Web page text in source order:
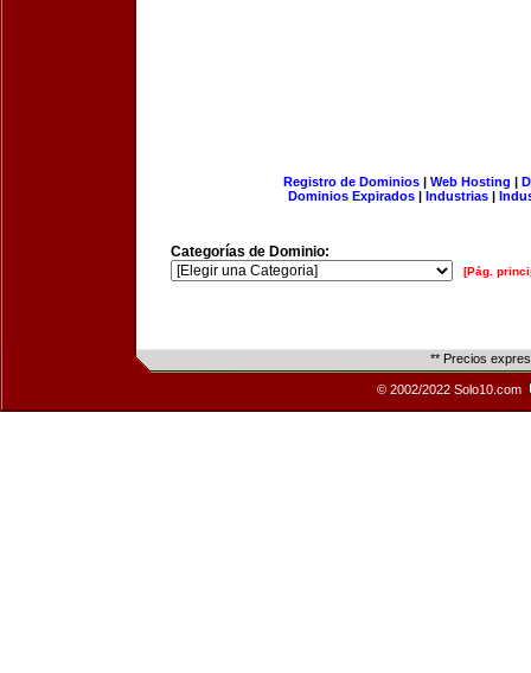
Registro de Dominios| Web Hosting |
Dominios Expirados | Industrias |
Categorías de Dominio:
[Pág.
** Precios
© 2002/2022 Solo10.com